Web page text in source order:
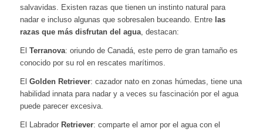
salvavidas. Existen razas que tienen un instinto natural para
nadar e incluso algunas que sobresalen buceando. Entrelas
razas que más disfrutan del agua, destacan:
El Terranova: oriundo de Canadá, este perro de gran tamaño es
conocido por su rol en rescates marítimos.
El Golden Retriever: cazador nato en zonas húmedas, tiene una
habilidad innata para nadar y a veces su fascinación por el agua
puede parecer excesiva.
El Labrador Retriever: comparte el amor por el agua con el